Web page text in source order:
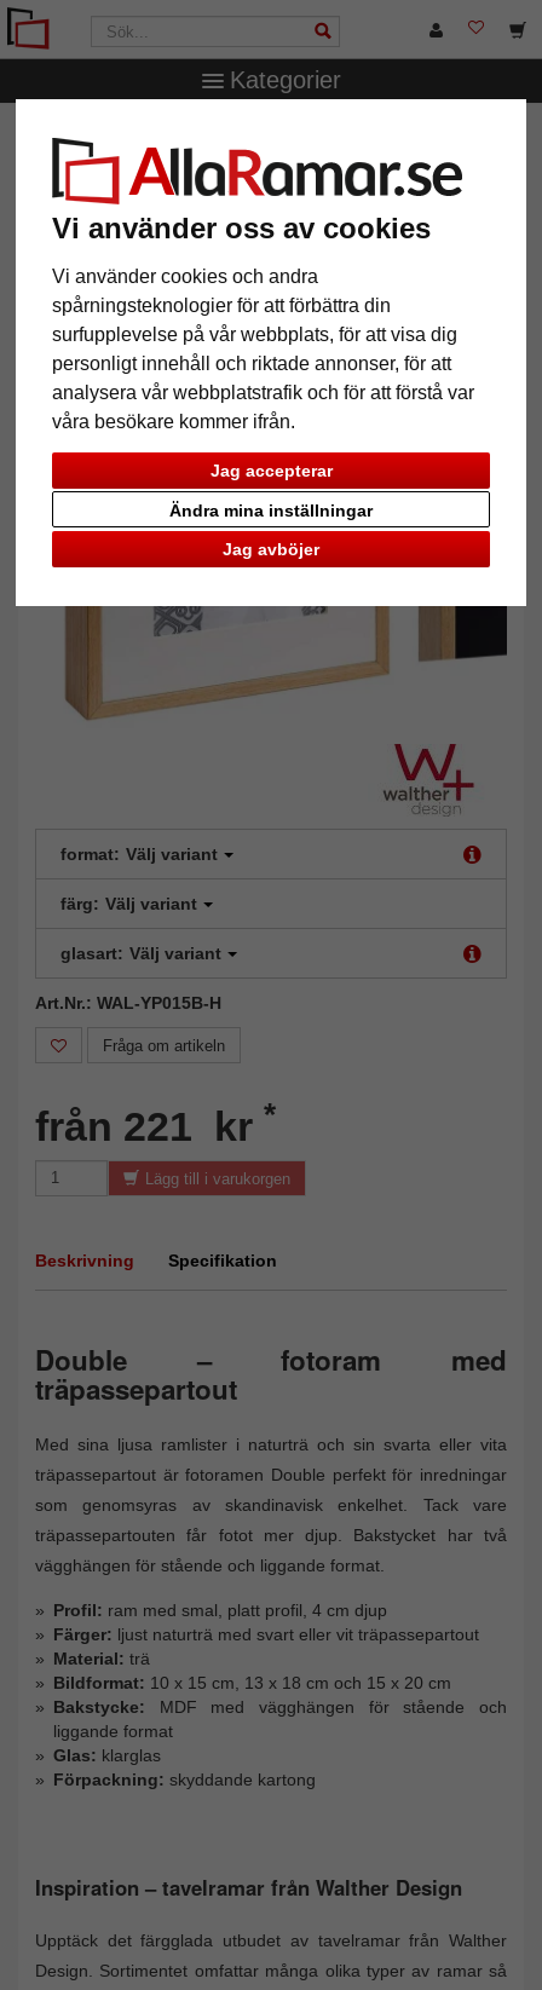
Vi använder oss av cookies
Vi använder cookies och andra
spårningsteknologier för att förbättra din
surfupplevelse på vår webbplats, för att visa dig
personligt innehåll och riktade annonser, för att
analysera vår webbplatstrafik och för att förstå var
våra besökare kommer ifrån.
Jag accepterar
Jag avböjer
Ändra mina inställningar
Kategorier
AllaRamar.se
Double
Fotoram Double
format: Välj variant
färg: Välj variant
glasart: Välj variant
Art.Nr.: WAL-YP015B-H
Fråga om artikeln
från 221 kr *
Lägg till i varukorgen
Beskrivning Specifikation
Double – fotoram med
träpassepartout
Med sina ljusa ramlister i naturträ och sin svarta eller vita
träpassepartout är fotoramen Double perfekt för inredningar
som genomsyras av skandinavisk enkelhet. Tack vare
träpassepartouten får fotot mer djup. Bakstycket har två
vägghängen för stående och liggande format.
Profil: ram med smal, platt profil, 4 cm djup
Färger: ljust naturträ med svart eller vit träpassepartout
Material: trä
Bildformat: 10 x 15 cm, 13 x 18 cm och 15 x 20 cm
Bakstycke: MDF med vägghängen för stående och
liggande format
Glas: klarglas
Förpackning: skyddande kartong
Inspiration – tavelramar från Walther Design
Upptäck det färgglada utbudet av tavelramar från Walther
Design. Sortimentet omfattar många olika typer av ramar så